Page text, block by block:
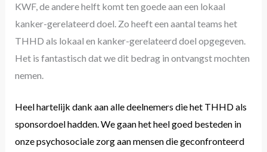
KWF, de andere helft komt ten goede aan een lokaal
kanker-gerelateerd doel. Zo heeft een aantal teams het
THHD als lokaal en kanker-gerelateerd doel opgegeven.
Het is fantastisch dat we dit bedrag in ontvangst mochten
nemen.
Heel hartelijk dank aan alle deelnemers die het THHD als
sponsordoel hadden. We gaan het heel goed besteden in
onze psychosociale zorg aan mensen die geconfronteerd